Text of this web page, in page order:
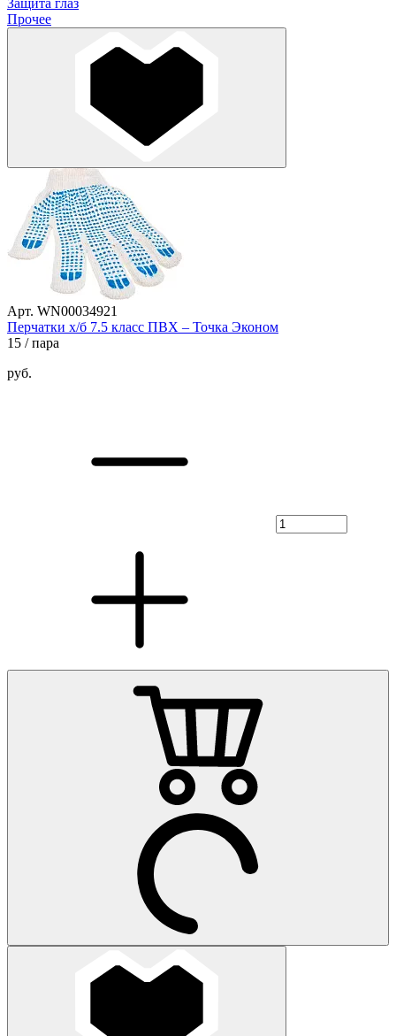
Защита глаз
Прочее
Арт. WN00034921
Перчатки х/б 7.5 класс ПВХ – Точка Эконом
15 / пара
руб.